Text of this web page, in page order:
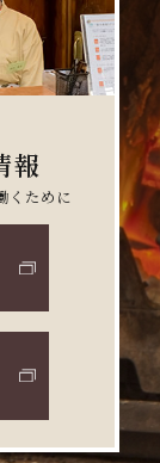
報
くために